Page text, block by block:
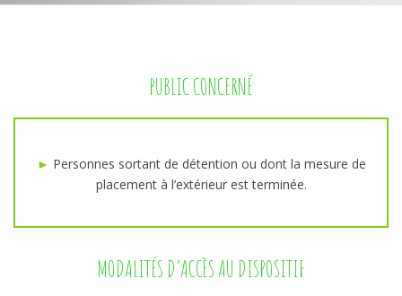
PUBLIC CONCERNÉ
► Personnes sortant de détention ou dont la mesure de
placement à l’extérieur est terminée.
MODALITÉS D’ACCÈS AU DISPOSITIF